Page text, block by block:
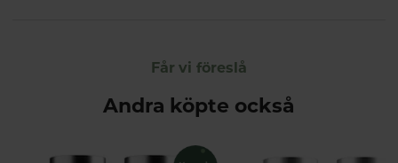
Får vi föreslå
Andra köpte också